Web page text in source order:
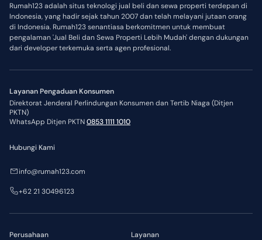
Rumah123 adalah situs teknologi jual beli dan sewa properti terdepan di
Indonesia, yang hadir sejak tahun 2007 dan telah melayani jutaan orang
di Indonesia. Rumah123 senantiasa berkomitmen untuk membuat
pengalaman 'Jual Beli dan Sewa Properti Lebih Mudah' dengan dukungan
dari developer terkemuka serta agen profesional.
Layanan Pengaduan Konsumen
Direktorat Jenderal Perlindungan Konsumen dan Tertib Niaga (Ditjen
PKTN)
WhatsApp Ditjen PKTN0853 1111 1010
Perusahaan Layanan
Hubungi Kami
info@rumah123.com
+62 21 30496123